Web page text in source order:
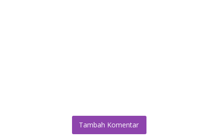
Tambah Komentar